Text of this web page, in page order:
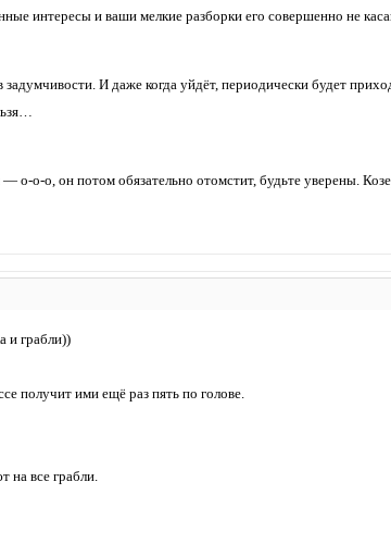
интересы и ваши мелкие разборки его совершенно не
И даже когда уйдёт, периодически будет
о-о-о, он потом обязательно отомстит, будьте уверены.
и грабли))
получит ими ещё раз пять по голове.
на все грабли.